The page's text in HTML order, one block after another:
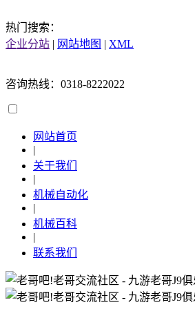
热门搜索：
企业分站 | 网站地图 | XML
咨询热线：0318-8222022
网站首页
|
关于我们
|
机械自动化
|
机械百科
|
联系我们